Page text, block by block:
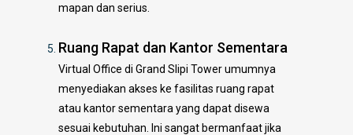
mapan dan serius.
Ruang Rapat dan Kantor Sementara
Virtual Office di Grand Slipi Tower umumnya
menyediakan akses ke fasilitas ruang rapat
atau kantor sementara yang dapat disewa
sesuai kebutuhan. Ini sangat bermanfaat jika